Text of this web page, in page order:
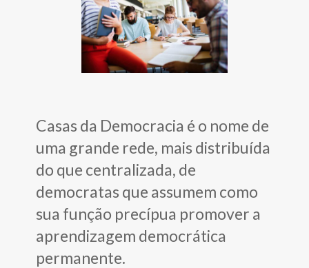
Casas da Democracia é o nome de
uma grande rede, mais distribuída
do que centralizada, de
democratas que assumem como
sua função precípua promover a
aprendizagem democrática
permanente.